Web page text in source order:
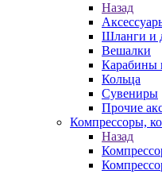
Назад
Шланги и
Вешалки
Карабины
Кольца
Сувениры
Прочие
Компрессоры,
Назад